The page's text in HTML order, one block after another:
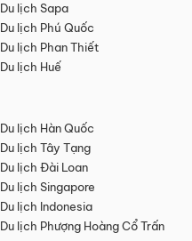
Du lịch Sapa
Du lịch Phú Quốc
Du lịch Phan Thiết
Du lịch Huế
Du lịch Hàn Quốc
Du lịch Tây Tạng
Du lịch Đài Loan
Du lịch Singapore
Du lịch Indonesia
Du lịch Phượng Hoàng Cổ Trấn